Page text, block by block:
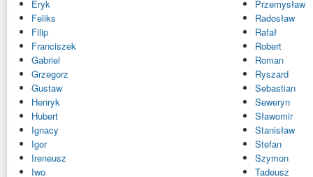
Eryk
Feliks
Filip
Franciszek
Gabriel
Grzegorz
Gustaw
Henryk
Hubert
Ignacy
Igor
Ireneusz
Iwo
Przemysław
Radosław
Rafał
Robert
Roman
Ryszard
Sebastian
Seweryn
Sławomir
Stanisław
Stefan
Szymon
Tadeusz